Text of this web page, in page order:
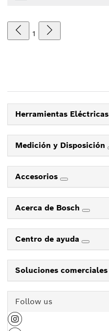
1
Herramientas Eléctricas
Medición y Disposición
Accesorios
Acerca de Bosch
Centro de ayuda
Soluciones comerciales
Follow us